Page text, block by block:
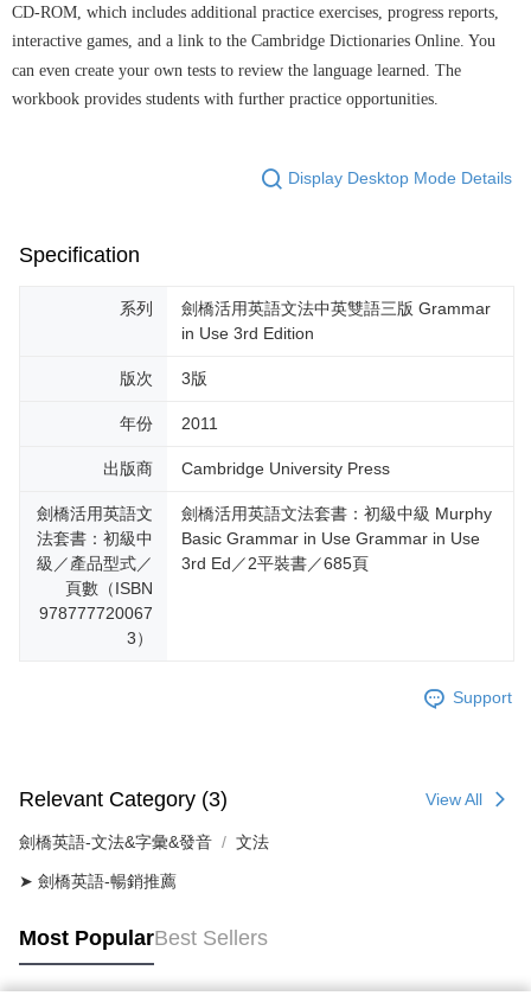
CD-ROM, which includes additional practice exercises, progress reports,
interactive games, and a link to the Cambridge Dictionaries Online. You
can even create your own tests to review the language learned. The
workbook provides students with further practice opportunities.
Display Desktop Mode Details
Specification
系列
劍橋活用英語文法中英雙語三版 Grammar
in Use 3rd Edition
版次 3版
年份 2011
出版商 Cambridge University Press
劍橋活用英語文
法套書：初級中
級／產品型式／
頁數（ISBN
978777720067
3）
劍橋活用英語文法套書：初級中級 Murphy
Basic Grammar in Use Grammar in Use
3rd Ed／2平裝書／685頁
Support
Relevant Category (3) View All
劍橋英語-文法&字彙&發音 文法
➤ 劍橋英語-暢銷推薦
Most PopularBest Sellers